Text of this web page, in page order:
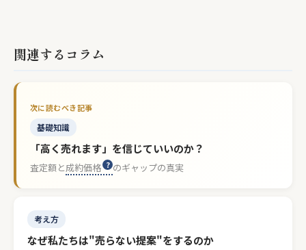
関連するコラム
基礎知識
「高く売れます」を信じていいのか？
査定額と成約価格 のギャップの真実
考え方
なぜ私たちは"売らない提案"をするのか